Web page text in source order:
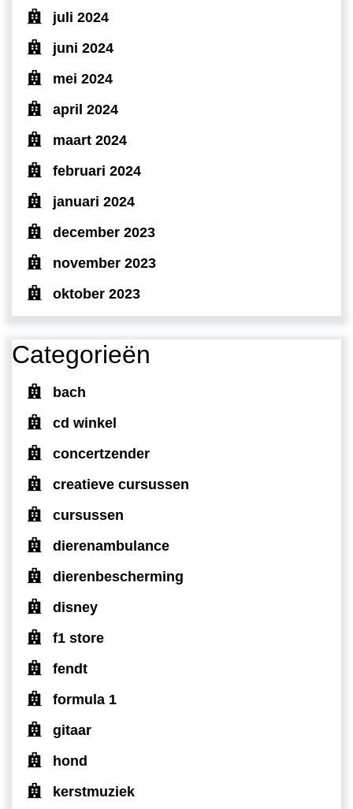
juli 2024
juni 2024
mei 2024
april 2024
maart 2024
februari 2024
januari 2024
december 2023
november 2023
oktober 2023
Categorieën
bach
cd winkel
concertzender
creatieve cursussen
cursussen
dierenambulance
dierenbescherming
disney
f1 store
fendt
formula 1
gitaar
hond
kerstmuziek